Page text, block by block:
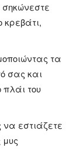
τα
σας και
του
να εστιάζετε
μυς